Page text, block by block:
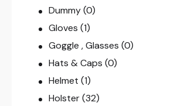
Dummy (0)
Gloves (1)
Goggle , Glasses (0)
Hats & Caps (0)
Helmet (1)
Holster (32)